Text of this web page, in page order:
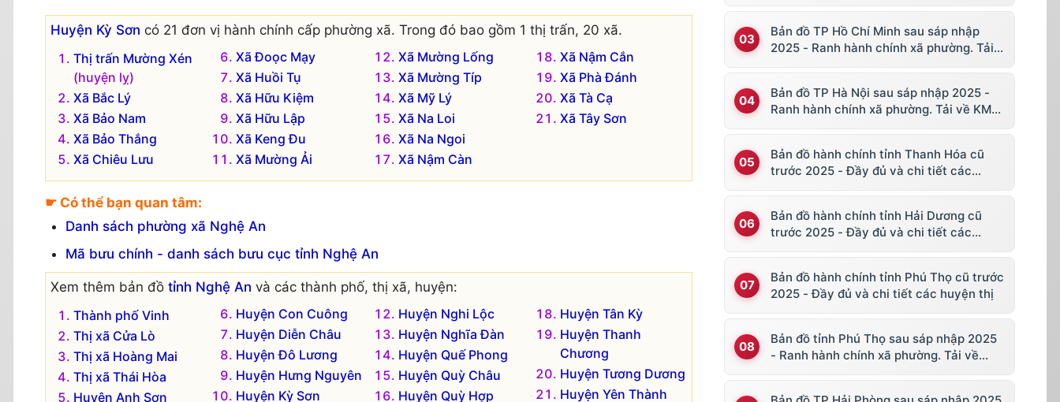
Huyện Kỳ Sơn có 21 đơn vị hành chính cấp phường xã. Trong đó bao gồm 1 thị trấn, 20 xã.
Thị trấn Mường Xén
(huyện lỵ)
Xã Bắc Lý
Xã Bảo Nam
Xã Bảo Thắng
Xã Chiêu Lưu
Xã Đoọc Mạy
Xã Huồi Tụ
Xã Hữu Kiệm
Xã Hữu Lập
Xã Keng Đu
Xã Mường Ải
Xã Mường Lống
Xã Mường Típ
Xã Mỹ Lý
Xã Na Loi
Xã Na Ngoi
Xã Nậm Càn
Xã Nậm Cắn
Xã Phà Đánh
Xã Tà Cạ
Xã Tây Sơn
☛ Có thể bạn quan tâm:
Danh sách phường xã Nghệ An
Mã bưu chính - danh sách bưu cục tỉnh Nghệ An
Xem thêm bản đồ tỉnh Nghệ An và các thành phố, thị xã, huyện:
Thành phố Vinh
Thị xã Cửa Lò
Thị xã Hoàng Mai
Thị xã Thái Hòa
Huyện Anh Sơn
Huyện Con Cuông
Huyện Diễn Châu
Huyện Đô Lương
Huyện Hưng Nguyên
Huyện Kỳ Sơn
Huyện Nghi Lộc
Huyện Nghĩa Đàn
Huyện Quế Phong
Huyện Quỳ Châu
Huyện Quỳ Hợp
Huyện Tân Kỳ
Huyện Thanh
Chương
Huyện Tương Dương
Huyện Yên Thành
Bản đồ TP Hồ Chí Minh sau sáp nhập
2025 - Ranh hành chính xã phường. Tải
Bản đồ TP Hà Nội sau sáp nhập 2025 -
Ranh hành chính xã phường. Tải về KML,
Bản đồ hành chính tỉnh Thanh Hóa cũ
trước 2025 - Đầy đủ và chi tiết các
Bản đồ hành chính tỉnh Hải Dương cũ
trước 2025 - Đầy đủ và chi tiết các
Bản đồ hành chính tỉnh Phú Thọ cũ trước
2025 - Đầy đủ và chi tiết các huyện thị
Bản đồ tỉnh Phú Thọ sau sáp nhập 2025
- Ranh hành chính xã phường. Tải về